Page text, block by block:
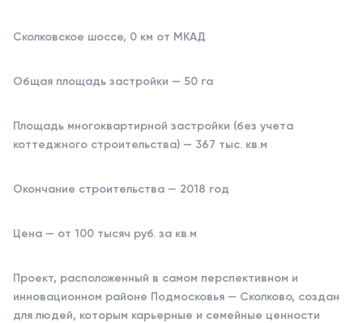
Сколковское шоссе, 0 км от МКАД
Общая площадь застройки — 50 га
Площадь многоквартирной застройки (без учета
коттеджного строительства) — 367 тыс. кв.м
Окончание строительства — 2018 год
Цена — от 100 тысяч руб. за кв.м
Проект, расположенный в самом перспективном и
инновационном районе Подмосковья — Сколково, создан
для людей, которым карьерные и семейные ценности